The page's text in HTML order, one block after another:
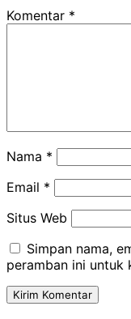
Komentar *
Nama *
Email *
Situs Web
Simpan nama,
peramban ini untuk